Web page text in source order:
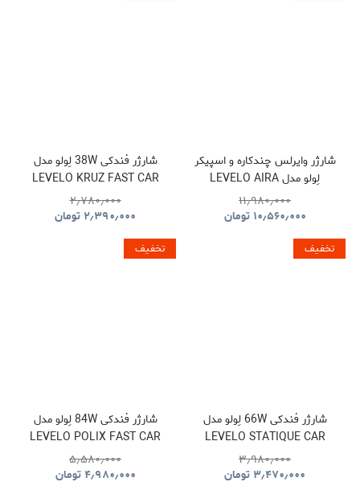
شارژر وایرلس چندکاره و اسپیکر
لِولو مدل LEVELO AIRA
WIRELESS CHARGER WITH
SPEAKER
۱۱٫۹۸۰٫۰۰۰
۱۰٫۵۶۰٫۰۰۰ تومان
شارژر فندکی 38W لِولو مدل
LEVELO KRUZ FAST CAR
CHARGER
۲٫۷۸۰٫۰۰۰
۲٫۳۹۰٫۰۰۰ تومان
تخفیف
شارژر فندکی 66W لِولو مدل
LEVELO STATIQUE CAR
CHARGER
۳٫۹۸۰٫۰۰۰
۳٫۴۷۰٫۰۰۰ تومان
تخفیف
شارژر فندکی 84W لِولو مدل
LEVELO POLIX FAST CAR
CHARGER
۵٫۵۸۰٫۰۰۰
۴٫۹۸۰٫۰۰۰ تومان